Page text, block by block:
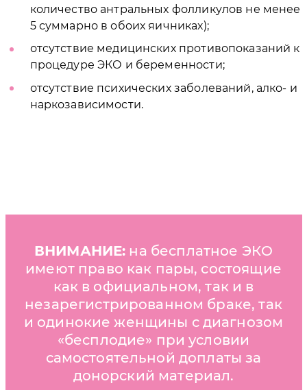
количество антральных фолликулов не менее
5 суммарно в обоих яичниках);
отсутствие медицинских противопоказаний к
процедуре ЭКО и беременности;
отсутствие психических заболеваний, алко- и
наркозависимости.
ВНИМАНИЕ: на бесплатное ЭКО
имеют право как пары, состоящие
как в официальном, так и в
незарегистрированном браке, так
и одинокие женщины с диагнозом
«бесплодие» при условии
самостоятельной доплаты за
донорский материал.